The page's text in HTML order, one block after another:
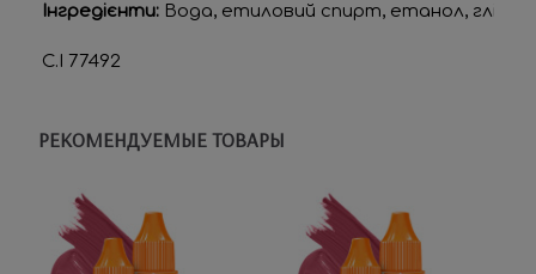
Інгредієнти: Вода, етиловий спирт, етанол,
C.I 77492
РЕКОМЕНДУЕМЫЕ ТОВАРЫ